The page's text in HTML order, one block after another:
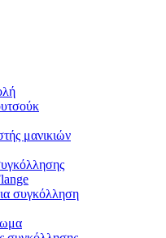
μανικιών
συγκόλληση